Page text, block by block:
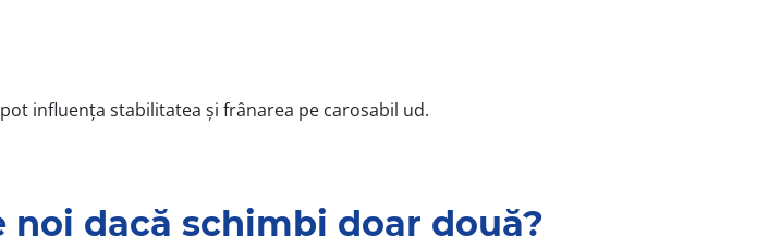
influența stabilitatea și frânarea pe carosabil ud.
noi dacă schimbi doar două?